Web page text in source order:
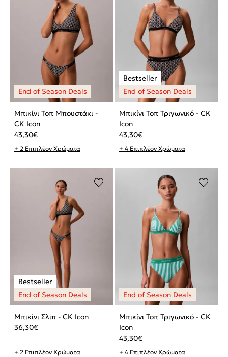
Μπικίνι Τοπ Μπουστάκι -
CK Icon
43,30€
+ 2 Επιπλέον Χρώματα
Μπικίνι Τοπ Τριγωνικό - CK
Icon
43,30€
+ 4 Επιπλέον Χρώματα
Μπικίνι Σλιπ - CK Icon
36,30€
+ 2 Επιπλέον Χρώματα
Μπικίνι Τοπ Τριγωνικό - CK
Icon
43,30€
+ 4 Επιπλέον Χρώματα